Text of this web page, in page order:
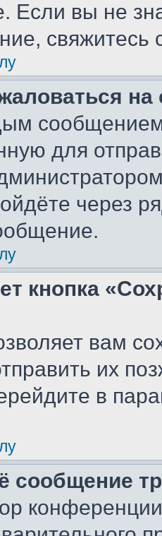
Если вы не
сообщением
для
через
кнопка
вам
их
в
сообщение